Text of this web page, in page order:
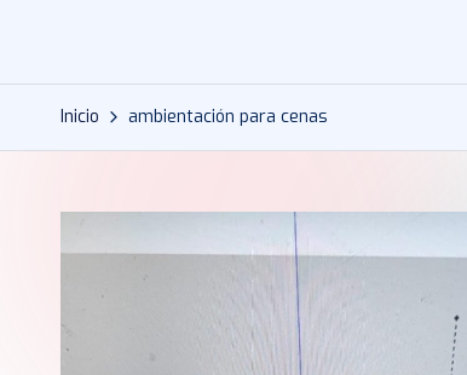
Inicio ambientación para cenas